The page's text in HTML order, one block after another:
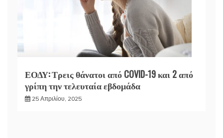
ΕΟΔΥ: Τρεις θάνατοι από COVID-19 και 2 από
γρίπη την τελευταία εβδομάδα
25 Απριλίου, 2025